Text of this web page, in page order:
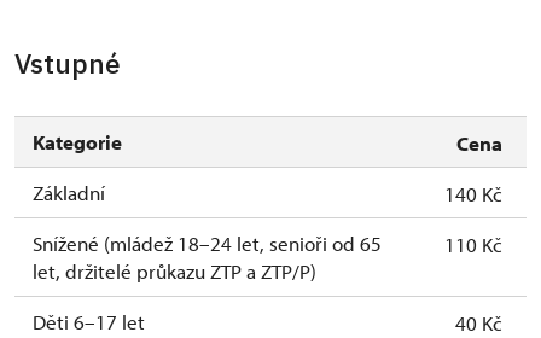
Vstupné
Kategorie
Cena
Základní
140 Kč
Snížené (mládež 18–24 let, senioři od 65
let, držitelé průkazu ZTP a ZTP/P)
110 Kč
Děti 6–17 let
40 Kč